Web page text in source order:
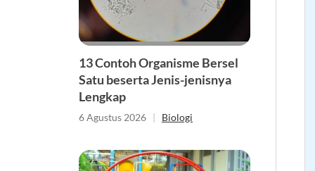
13 Contoh Organisme Bersel
Satu beserta Jenis-jenisnya
Lengkap
6 Agustus 2026 | Biologi